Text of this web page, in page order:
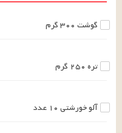
گوشت ۳۰۰گرم
تره ۲۵۰ گرم
آلو خورشتی ۱۰ عدد